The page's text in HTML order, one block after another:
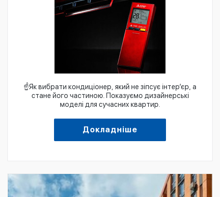
☝️Як вибрати кондиціонер, який не зіпсує інтер’єр, а
стане його частиною. Показуємо дизайнерські
моделі для сучасних квартир.
Докладніше